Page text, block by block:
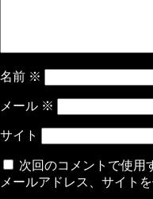
名前 ※
メール ※
サイト
次回のコメントで使用
メールアドレス、サイトを